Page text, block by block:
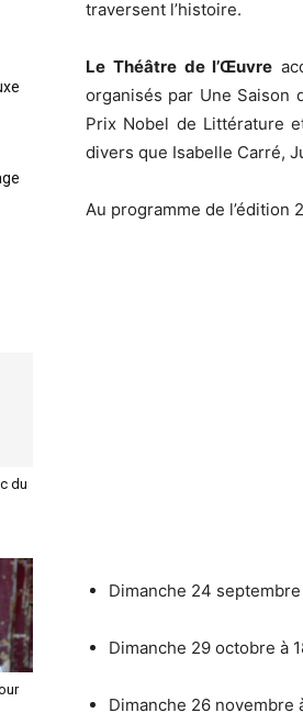
traversent l’histoire.
Le Théâtre de l’Œuvre
organisés par Une Saison
Prix Nobel de Littérature
divers que Isabelle Carré,
Au programme de l’édition
Dimanche 24 septembre
Dimanche 29 octobre à
Dimanche 26 novembre
du